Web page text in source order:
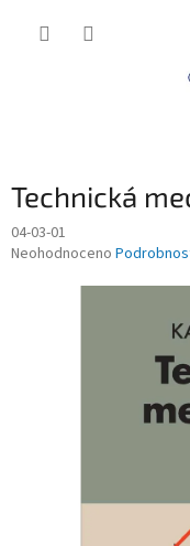
Technická
04-03-01
Průměrné
Neohodnoceno